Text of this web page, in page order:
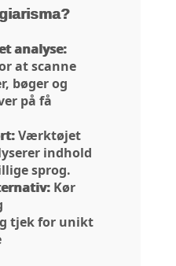
analyse:
at scanne
bøger og
på få
Værktøjet
indhold
sprog.
Kør
tjek for unikt